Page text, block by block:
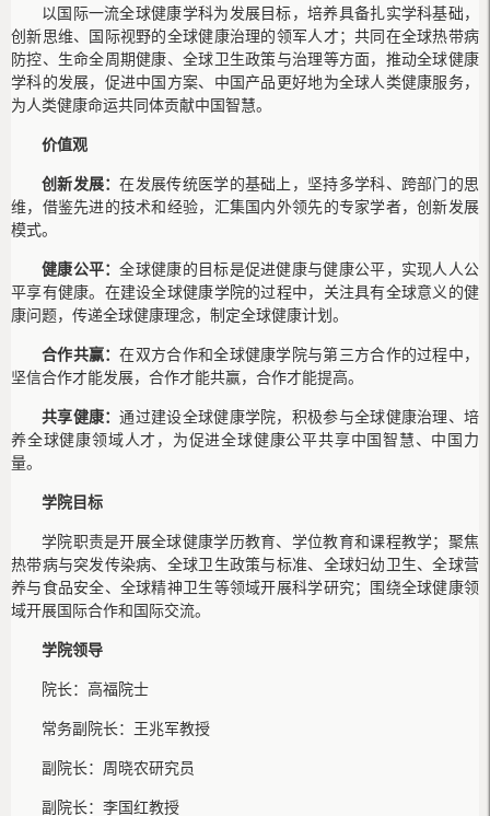
以国际一流全球健康学科为发展目标，培养具备扎实学科基础，
创新思维、国际视野的全球健康治理的领军人才；共同在全球热带病
防控、生命全周期健康、全球卫生政策与治理等方面，推动全球健康
学科的发展，促进中国方案、中国产品更好地为全球人类健康服务，
为人类健康命运共同体贡献中国智慧。
价值观
创新发展：在发展传统医学的基础上，坚持多学科、跨部门的思
维，借鉴先进的技术和经验，汇集国内外领先的专家学者，创新发展
模式。
健康公平：全球健康的目标是促进健康与健康公平，实现人人公
平享有健康。在建设全球健康学院的过程中，关注具有全球意义的健
康问题，传递全球健康理念，制定全球健康计划。
合作共赢：在双方合作和全球健康学院与第三方合作的过程中，
坚信合作才能发展，合作才能共赢，合作才能提高。
共享健康：通过建设全球健康学院，积极参与全球健康治理、培
养全球健康领域人才，为促进全球健康公平共享中国智慧、中国力
量。
学院目标
学院职责是开展全球健康学历教育、学位教育和课程教学；聚焦
热带病与突发传染病、全球卫生政策与标准、全球妇幼卫生、全球营
养与食品安全、全球精神卫生等领域开展科学研究；围绕全球健康领
域开展国际合作和国际交流。
学院领导
院长：高福院士
常务副院长：王兆军教授
副院长：周晓农研究员
副院长：李国红教授